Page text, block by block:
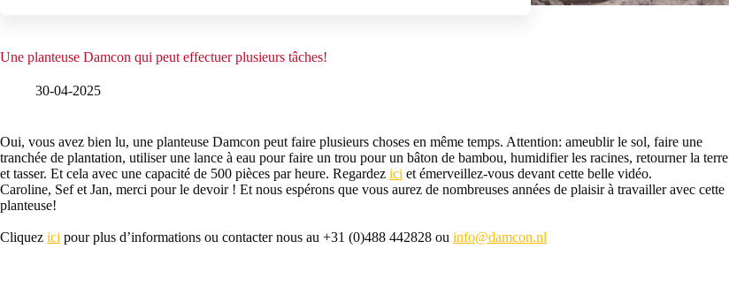
Une planteuse Damcon qui peut effectuer plusieurs tâches!
30-04-2025
Oui, vous avez bien lu, une planteuse Damcon peut faire plusieurs choses en même temps. Attention: ameublir le sol, faire une
tranchée de plantation, utiliser une lance à eau pour faire un trou pour un bâton de bambou, humidifier les racines, retourner la terre
et tasser. Et cela avec une capacité de 500 pièces par heure. Regardez ici et émerveillez-vous devant cette belle vidéo.
Caroline, Sef et Jan, merci pour le devoir ! Et nous espérons que vous aurez de nombreuses années de plaisir à travailler avec cette
planteuse!
Cliquez ici pour plus d’informations ou contacter nous au +31 (0)488 442828 ou info@damcon.nl